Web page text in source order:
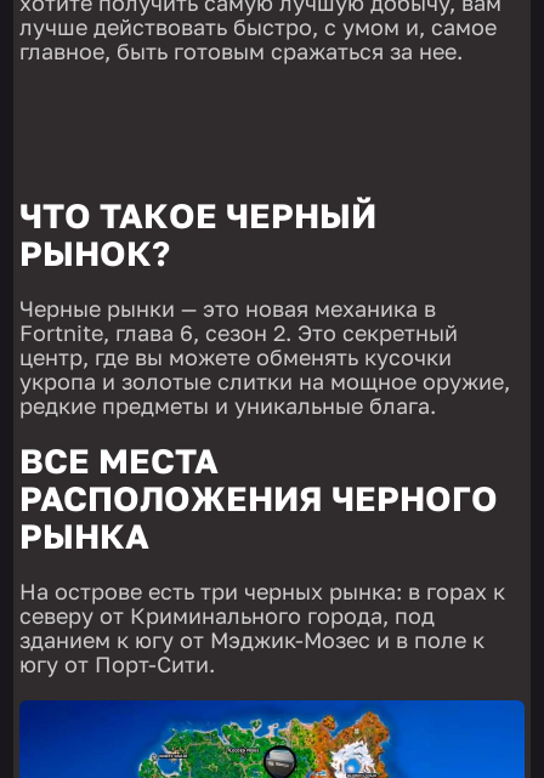
лучше действовать быстро, с умом и, самое
главное, быть готовым сражаться за нее.
ЧТО ТАКОЕ ЧЕРНЫЙ
РЫНОК?
Черные рынки — это новая механика в
Fortnite, глава 6, сезон 2. Это секретный
центр, где вы можете обменять кусочки
укропа и золотые слитки на мощное оружие,
редкие предметы и уникальные блага.
ВСЕ МЕСТА
РАСПОЛОЖЕНИЯ ЧЕРНОГО
РЫНКА
На острове есть три черных рынка: в горах к
северу от Криминального города, под
зданием к югу от Мэджик-Мозес и в поле к
югу от Порт-Сити.